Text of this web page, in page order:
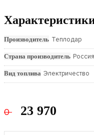
Производитель Теплодар
Страна производитель Россия
Вид топлива Электричество
0 23 970